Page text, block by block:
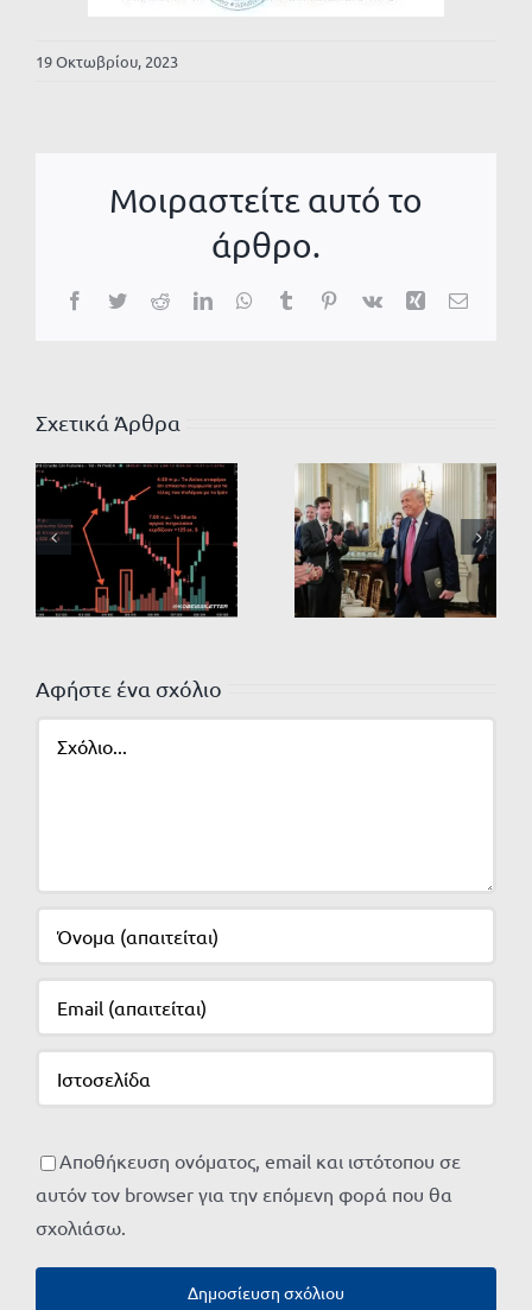
19 Οκτωβρίου, 2023
Μοιραστείτε αυτό το
άρθρο.
Facebook
TwitterRedditLinkedInWhatsApp
TumblrPinterest
Vk Xing Email
Σχετικά Άρθρα
Αφήστε ένα σχόλιο
Αποθήκευση ονόματος, email και ιστότοπου σε
αυτόν τον browser για την επόμενη φορά που θα
σχολιάσω.